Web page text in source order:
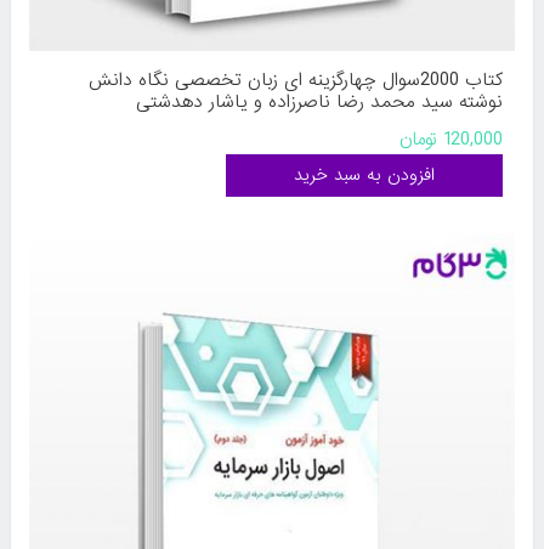
کتاب 2000سوال چهارگزینه ای زبان تخصصی نگاه دانش
نوشته سید محمد رضا ناصرزاده و یاشار دهدشتی
120,000 تومان